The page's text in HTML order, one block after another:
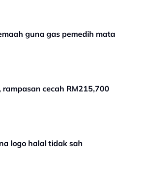
guna gas pemedih mata
cecah RM215,700
logo halal tidak sah